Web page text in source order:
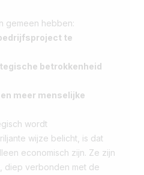
gemeen hebben:
te
betrokkenheid
meer menselijke
wordt
wijze belicht, is dat
economisch zijn. Ze zijn
, diep verbonden met de